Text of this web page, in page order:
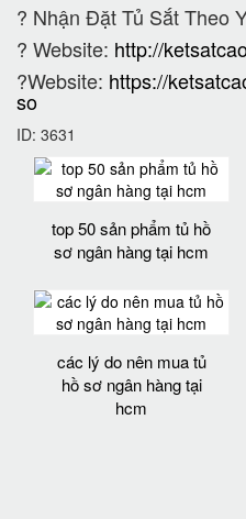
? Nhận Đặt Tủ Sắt Theo
? Website: http://
?Website: https://
so
ID: 3631
top 50 sản phẩm tủ hồ
sơ ngân hàng tại hcm
các lý do nên mua tủ
hồ sơ ngân hàng tại
hcm